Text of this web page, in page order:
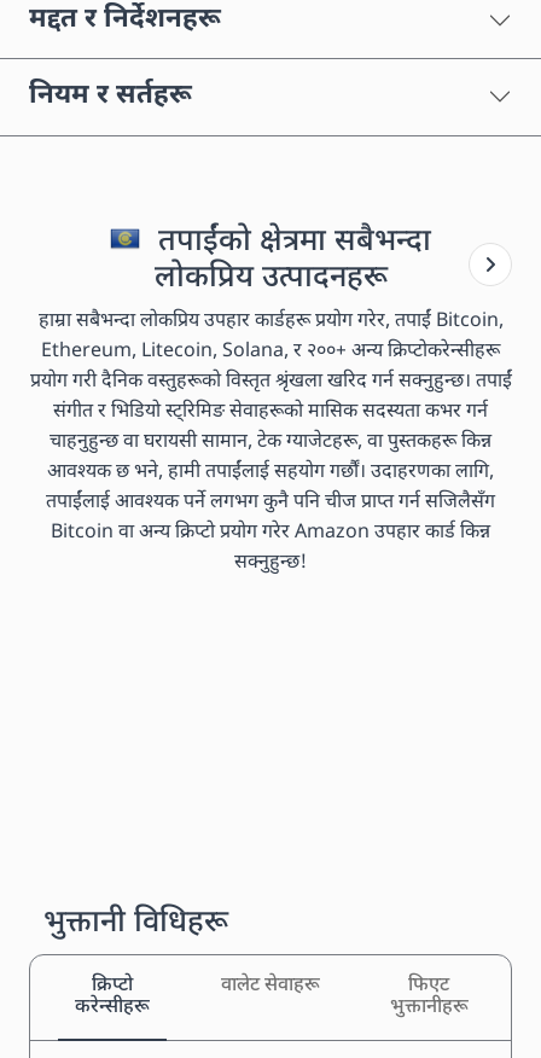
मद्दत र निर्देशनहरू
नियम र सर्तहरू
तपाईंको क्षेत्रमा सबैभन्दा
लोकप्रिय उत्पादनहरू
हाम्रा सबैभन्दा लोकप्रिय उपहार कार्डहरू प्रयोग गरेर, तपाईं Bitcoin,
Ethereum, Litecoin, Solana, र २००+ अन्य क्रिप्टोकरेन्सीहरू
प्रयोग गरी दैनिक वस्तुहरूको विस्तृत श्रृंखला खरिद गर्न सक्नुहुन्छ। तपाईं
संगीत र भिडियो स्ट्रिमिङ सेवाहरूको मासिक सदस्यता कभर गर्न
चाहनुहुन्छ वा घरायसी सामान, टेक ग्याजेटहरू, वा पुस्तकहरू किन्न
आवश्यक छ भने, हामी तपाईंलाई सहयोग गर्छौं। उदाहरणका लागि,
तपाईंलाई आवश्यक पर्ने लगभग कुनै पनि चीज प्राप्त गर्न सजिलैसँग
Bitcoin वा अन्य क्रिप्टो प्रयोग गरेर Amazon उपहार कार्ड किन्न
सक्नुहुन्छ!
भुक्तानी विधिहरू
क्रिप्टो
करेन्सीहरू
वालेट सेवाहरू
फिएट
भुक्तानीहरू